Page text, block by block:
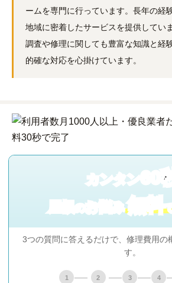
ームを専門に行っています。長年の経
地域に密着したサービスを提供してい
調査や修理に関しても豊富な知識と経
的確な対応を心掛けています。
カンタン60
屋根 の お悩み無料
3つの質問に答えるだけで、修理費用の
す。
1 2 3 4